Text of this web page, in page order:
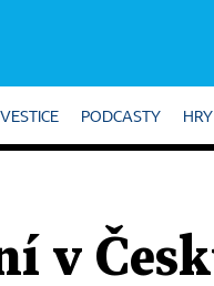
PODCASTY HRY
v